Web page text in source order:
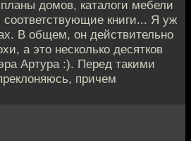
домов, каталоги мебели
книги... Я уж
В общем, он действительно
а это несколько десятков
Артура :). Перед такими
причем